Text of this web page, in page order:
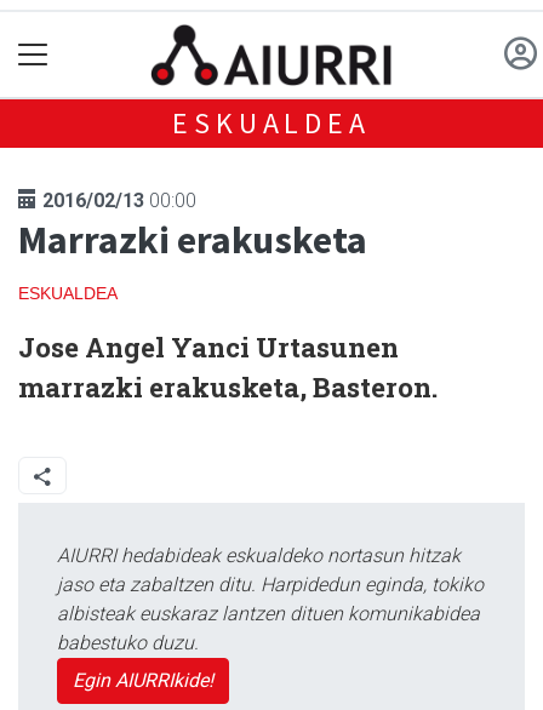
ESKUALDEA
2016/02/13 00:00
Marrazki erakusketa
ESKUALDEA
Jose Angel Yanci Urtasunen
marrazki erakusketa, Basteron.
AIURRI hedabideak eskualdeko nortasun hitzak
jaso eta zabaltzen ditu. Harpidedun eginda, tokiko
albisteak euskaraz lantzen dituen komunikabidea
babestuko duzu.
Egin AIURRIkide!